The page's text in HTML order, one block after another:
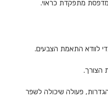
מתפקדת כראוי.
לוודא התאמת הצבעים.
הצורך.
פעולה שיכולה לשפר